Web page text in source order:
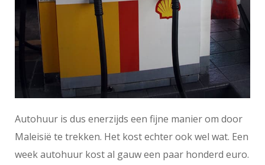
Autohuur is dus enerzijds een fijne manier om door
Maleisië te trekken. Het kost echter ook wel wat. Een
week autohuur kost al gauw een paar honderd euro.